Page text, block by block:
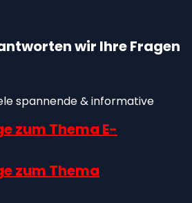
wir Ihre Fragen
spannende & informative
zum Thema E-
zum Thema